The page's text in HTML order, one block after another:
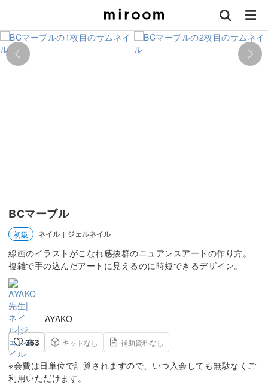
BCマーブル
初級 ネイル | ジェルネイル
線画のイラストがこなれ感抜群のニュアンスアートの作り方。
複雑で手の込んだアートに見えるのに時短できるデザイン。
AYAKO
363
キットなし 補助資料なし
※会費は日単位で計算されますので、いつ入会しても無駄なくご
利用いただけます。